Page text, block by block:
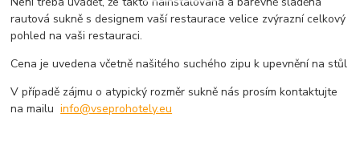
rautová sukně s designem vaší restaurace velice zvýrazní celkový
pohled na vaši restauraci.
Cena je uvedena včetně našitého suchého zipu k upevnění na stůl
V případě zájmu o atypický rozměr sukně nás prosím kontaktujte
na mailuinfo@vseprohotely.eu